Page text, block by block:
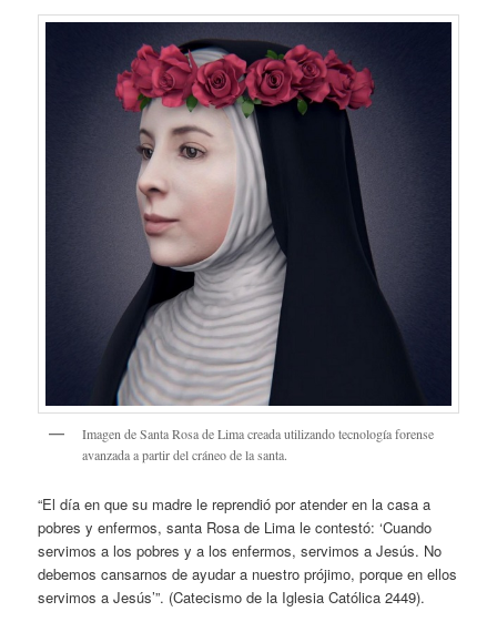
Imagen de Santa Rosa de Lima creada utilizando tecnología forense
avanzada a partir del cráneo de la santa.
“El día en que su madre le reprendió por atender en la casa a
pobres y enfermos, santa Rosa de Lima le contestó: ‘Cuando
servimos a los pobres y a los enfermos, servimos a Jesús. No
debemos cansarnos de ayudar a nuestro prójimo, porque en ellos
servimos a Jesús’”. (Catecismo de la Iglesia Católica 2449).